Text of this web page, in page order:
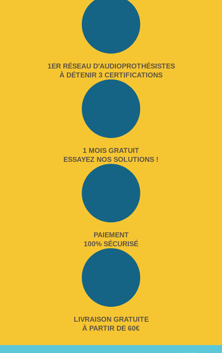
1ER RÉSEAU D'AUDIOPROTHÉSISTES
À DÉTENIR 3 CERTIFICATIONS
1 MOIS GRATUIT
ESSAYEZ NOS SOLUTIONS !
PAIEMENT
100% SÉCURISÉ
LIVRAISON GRATUITE
À PARTIR DE 60€